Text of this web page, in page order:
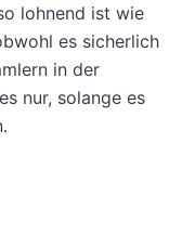
lohnend ist wie
es sicherlich
in der
nur, solange es